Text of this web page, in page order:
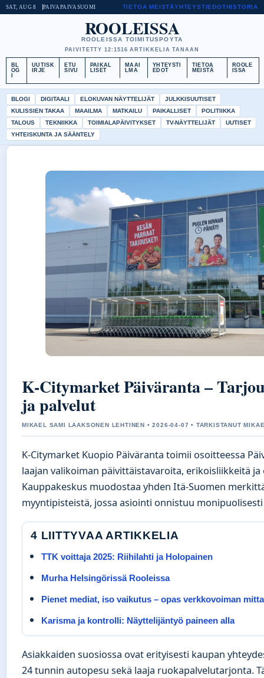
SAT, AUG 8 PAIVAPAIVASUOMI TIETOA MEISTÄYHTEYSTIEDOTHISTORIA
ROOLEISSA
ROOLEISSA TOIMITUSPOYTA
PAIVITETTY 12:1516 ARTIKKELIA TANAAN
BL
OG
UUTISK
IRJE
ETU
SIVU
PAIKAL
LISET
MAAI
LMA
YHTEYSTI
EDOT
TIETOA
MEISTÄ
ROOLE
ISSA
BLOGI DIGITAALI ELOKUVAN NÄYTTELIJÄT
JULKKISUUTISET
KULISSIEN TAKAA
MAAILMA MATKAILU PAIKALLISET
POLITIIKKA
TALOUS
TEKNIIKKA TOIMIALAPÄIVITYKSET TV-NÄYTTELIJÄT
UUTISET
YHTEISKUNTA JA SÄÄNTELY
K-Citymarket Päiväranta –
ja palvelut
MIKAEL SAMI LAAKSONEN LEHTINEN • 2026-04-07 • TARKISTANUT
K-Citymarket Kuopio Päiväranta toimii osoitteessa
laajan valikoiman päivittäistavaroita, erikoisliikkeitä ja
Kauppakeskus muodostaa yhden Itä-Suomen
myyntipisteistä, jossa asiointi onnistuu
4 LIITTYVAA ARTIKKELIA
TTK voittaja 2025: Riihilahti ja Holopainen
Murha Helsingörissä Rooleissa
Pienet mediat, iso vaikutus – opas verkkovoiman
Karisma ja kontrolli: Näyttelijäntyö paineen alla
Asiakkaiden suosiossa ovat erityisesti kaupan
24 tunnin autopesu sekä laaja ruokapalvelutarjonta.